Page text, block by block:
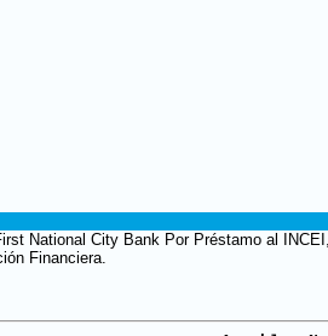
National City Bank Por Préstamo al
Financiera.